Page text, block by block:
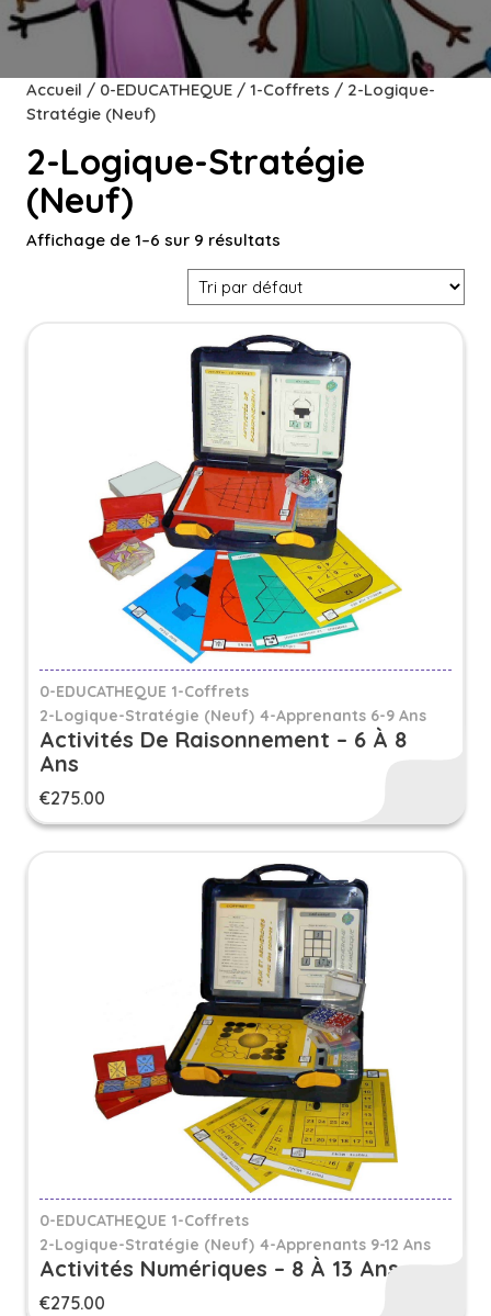
Accueil / 0-EDUCATHEQUE / 1-Coffrets / 2-Logique-
Stratégie (Neuf)
2-Logique-Stratégie
(Neuf)
Affichage de 1–6 sur 9 résultats
0-EDUCATHEQUE 1-Coffrets
2-Logique-Stratégie (Neuf) 4-Apprenants 6-9 Ans
Activités De Raisonnement – 6 À 8
Ans
€275.00
0-EDUCATHEQUE 1-Coffrets
2-Logique-Stratégie (Neuf) 4-Apprenants 9-12 Ans
Activités Numériques – 8 À 13 Ans
€275.00